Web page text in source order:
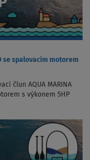
se spalovacím motorem
člun AQUA MARINA
s výkonem 5HP